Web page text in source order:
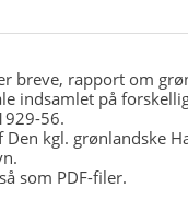
breve, rapport om
indsamlet på
56.
kgl. grønlandske
som PDF-filer.